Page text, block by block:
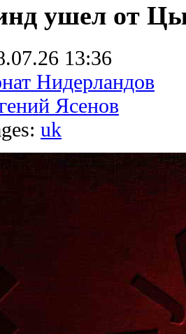
ушел от
13:36
Нидерландов
Ясенов
uk